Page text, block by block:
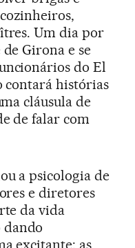
Um dia por
Girona e se
do El
contará histórias
cláusula de
de falar com
a psicologia de
e diretores
da vida